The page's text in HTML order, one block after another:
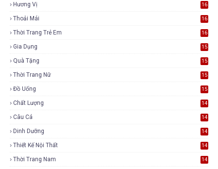
Hương Vị 16
Thoải Mái 16
Thời Trang Trẻ Em 16
Gia Dụng 15
Quà Tặng 15
Thời Trang Nữ 15
Đồ Uống 15
Chất Lượng 14
Câu Cá 14
Dinh Dưỡng 14
Thiết Kế Nội Thất 14
Thời Trang Nam 14